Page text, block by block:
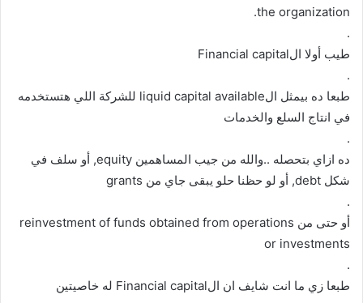
the organization.
.
طيب أولا الFinancial capital
.
طبعا ده بيمثل الliquid capital available للشركة اللي هتستخدمه
في انتاج السلع والخدمات
.
ده ازاي بتحصله ..والله من جيب المساهمين equity, أو سلف في
شكل debt, أو لو حظنا حلو يبقى جاي من grants
.
أو حتى من reinvestment of funds obtained from operations
or investments
.
طبعا زي ما انت شايف ان الFinancial capital له خاصيتين